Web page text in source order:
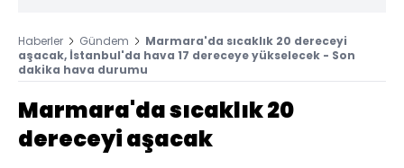
Haberler Gündem
Marmara'da sıcaklık 20 dereceyi
aşacak, İstanbul'da hava 17 dereceye yükselecek - Son
dakika hava durumu
Marmara'da sıcaklık 20
dereceyi aşacak